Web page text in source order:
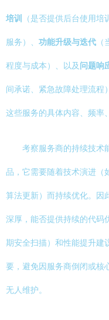
培训 （是否提供后台使用
服务）、 功能升级与迭代
程度与成本）、以及 问题响
间承诺、紧急故障处理流程
这些服务的具体内容、频率
考察服务商的持续技术
品，它需要随着技术演进（
算法更新）而持续优化。因
深厚，能否提供持续的代码
期安全扫描）和性能提升建
要，避免因服务商倒闭或核
无人维护。